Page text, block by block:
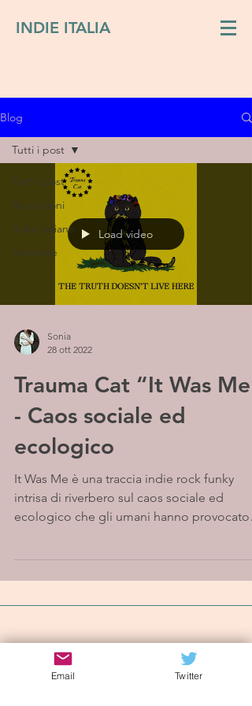
INDIE ITALIA
Blog
Tutti i post
Recensioni
Indie italiano
Interviste
Tutti i post
Load video
Sonia
28 ott 2022
Trauma Cat “It Was Me”
- Caos sociale ed
ecologico
It Was Me è una traccia indie rock funky
intrisa di riverbero sul caos sociale ed
ecologico che gli umani hanno provocato
Iscriviti alla mailing list
Email Twitter